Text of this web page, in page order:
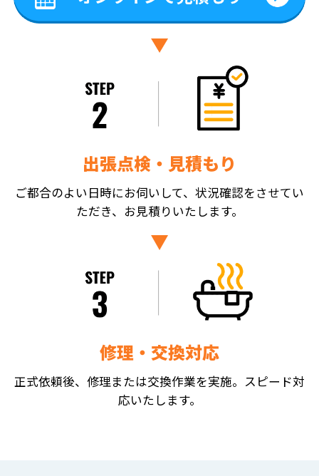
出張点検・見積もり
ご都合のよい日時にお伺いして、状況確認をさせてい
ただき、お見積りいたします。
修理・交換対応
正式依頼後、修理または交換作業を実施。スピード対
応いたします。